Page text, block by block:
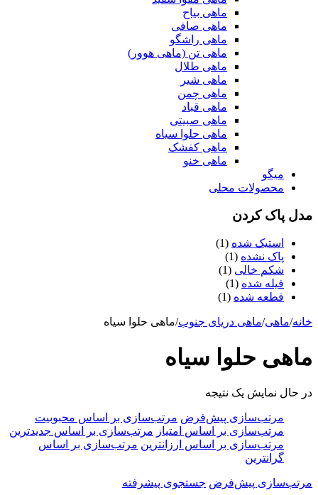
ماهی بیاح
ماهی صافی
ماهی راشگو
ماهی تن (ماهی هوور)
ماهی طلال
ماهی شیر
ماهی چمن
ماهی قباد
ماهی صبیتی
ماهی حلوا سیاه
ماهی کفشک
ماهی خنو
میگو
محصولات محلی
مدل پاک کردن
استیک شده (1)
پاک نشده (1)
شکم خالی (1)
فیله شده (1)
قطعه شده (1)
خانه/ماهی/ماهی دریای جنوب/ماهی حلوا سیاه
ماهی حلوا سیاه
در حال نمایش یک نتیجه
مرتب‌سازی پیش‌فرض مرتب‌سازی بر اساس محبوبیت
مرتب‌سازی بر اساس امتیاز مرتب‌سازی بر اساس جدیدترین
مرتب‌سازی بر اساس ارزانترین مرتب‌سازی بر اساس
گرانترین
مرتب‌سازی پیش‌فرض جستجوی پیشرفته